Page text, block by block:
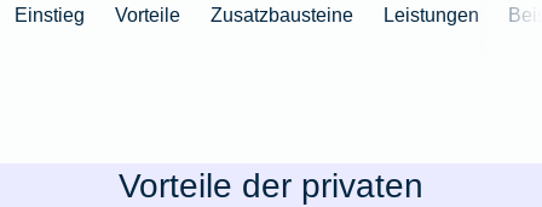
Einstieg Vorteile Zusatzbausteine Leistungen
Vorteile der privaten